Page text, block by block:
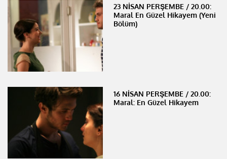
23 NİSAN PERŞEMBE / 20.00:
Maral En Güzel Hikayem (Yeni
Bölüm)
16 NİSAN PERŞEMBE / 20.00:
Maral: En Güzel Hikayem